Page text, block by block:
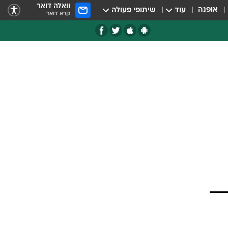
אופנה עוד שיתופי פעולה וואלה דואר
קרא דואר